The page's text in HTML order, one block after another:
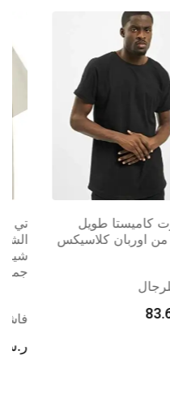
تي شيرت رجالي من ملابس
الشارع من رابيد ستريت، تي
فاشن للرجال